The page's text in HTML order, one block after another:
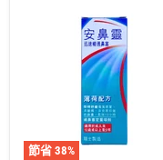
節省 38%